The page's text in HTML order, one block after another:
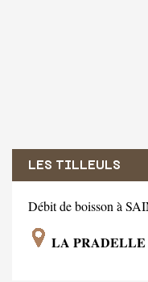
LES TILLEULS
Débit de boisson à
LA PRADELLE